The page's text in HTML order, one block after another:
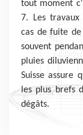
tout moment
7. Les travaux
cas de fuite
souvent
pluies
Suisse assure
les plus brefs
dégâts.